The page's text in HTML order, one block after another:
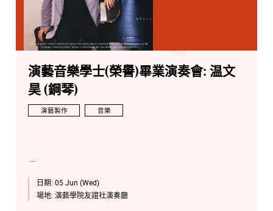
演藝音樂學士(榮譽)畢業演奏會: 温文
昊 (鋼琴)
演藝製作 音樂
日期: 05 Jun (Wed)
場地: 演藝學院友誼社演奏廳